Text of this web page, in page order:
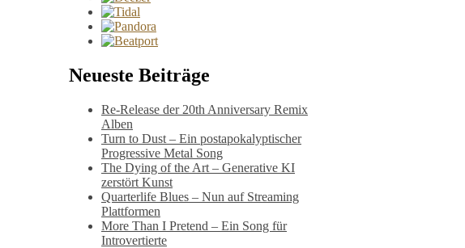
Neueste Beiträge
Re-Release der 20th Anniversary Remix
Alben
Turn to Dust – Ein postapokalyptischer
Progressive Metal Song
The Dying of the Art – Generative KI
zerstört Kunst
Quarterlife Blues – Nun auf Streaming
Plattformen
More Than I Pretend – Ein Song für
Introvertierte